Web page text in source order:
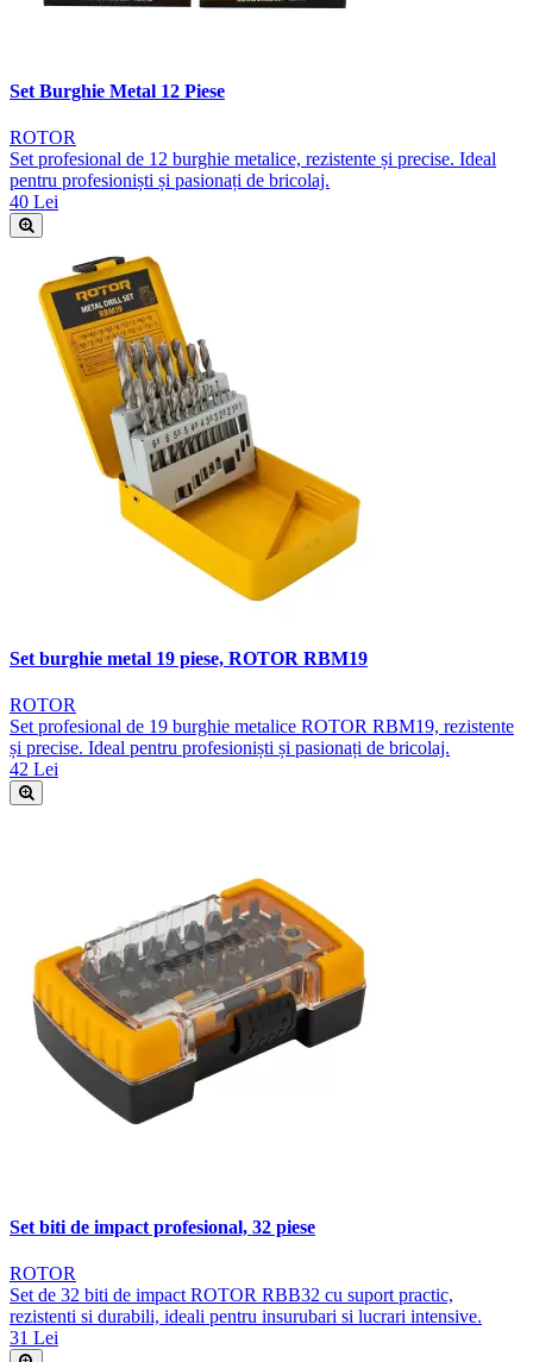
Set Burghie Metal 12 Piese
ROTOR
Set profesional de 12 burghie metalice, rezistente și precise. Ideal
pentru profesioniști și pasionați de bricolaj.
40 Lei
Set burghie metal 19 piese, ROTOR RBM19
ROTOR
Set profesional de 19 burghie metalice ROTOR RBM19, rezistente
și precise. Ideal pentru profesioniști și pasionați de bricolaj.
42 Lei
Set biti de impact profesional, 32 piese
ROTOR
Set de 32 biti de impact ROTOR RBB32 cu suport practic,
rezistenti si durabili, ideali pentru insurubari si lucrari intensive.
31 Lei